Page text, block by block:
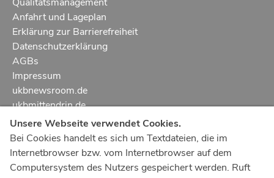
Anfahrt und Lageplan
Erklärung zur Barrierefreiheit
Datenschutzerklärung
AGBs
Impressum
ukbnewsroom.de
ukbmittendrin.de
Notruf112
Ärztlicher Notdienst116 117
Unsere Webseite verwendet Cookies.
Bei Cookies handelt es sich um Textdateien, die im
Internetbrowser bzw. vom Internetbrowser auf dem
Computersystem des Nutzers gespeichert werden. Ruft